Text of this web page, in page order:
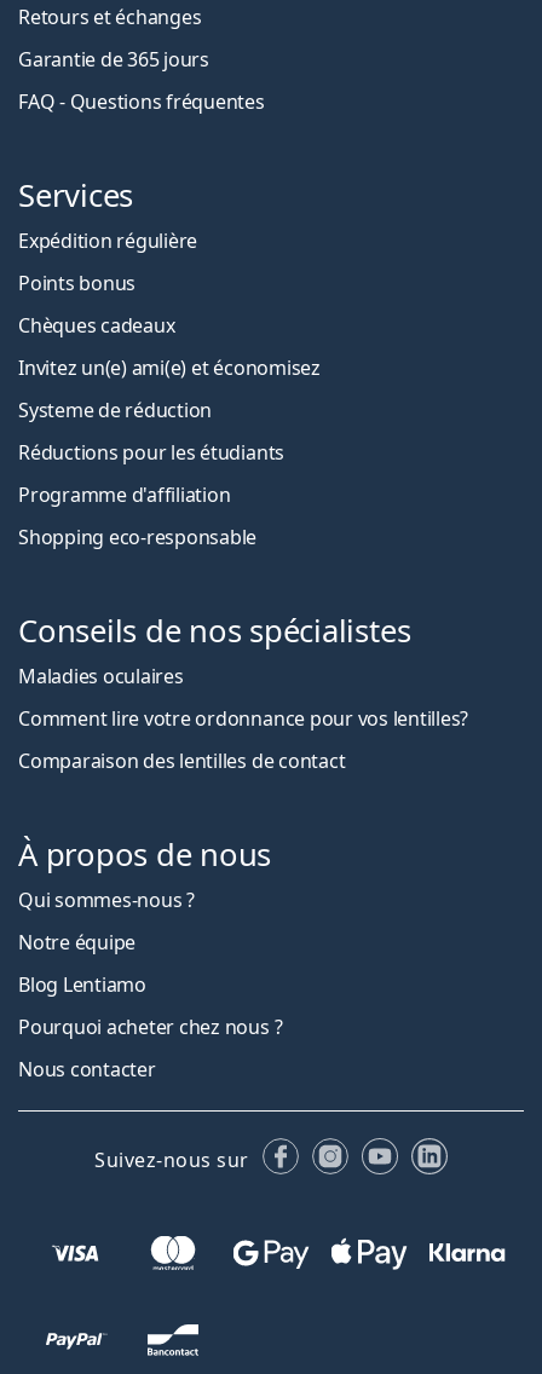
Retours et échanges
Garantie de 365 jours
FAQ - Questions fréquentes
Services
Expédition régulière
Points bonus
Chèques cadeaux
Invitez un(e) ami(e) et économisez
Systeme de réduction
Réductions pour les étudiants
Programme d'affiliation
Shopping eco-responsable
Conseils de nos spécialistes
Maladies oculaires
Comment lire votre ordonnance pour vos lentilles?
Comparaison des lentilles de contact
À propos de nous
Qui sommes-nous ?
Notre équipe
Blog Lentiamo
Pourquoi acheter chez nous ?
Nous contacter
Suivez-nous sur FacebookInstagram
YouTubeLinkedIn